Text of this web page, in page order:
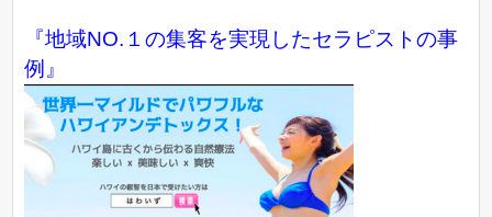
『地域NO.１の集客を実現したセラピストの事
例』